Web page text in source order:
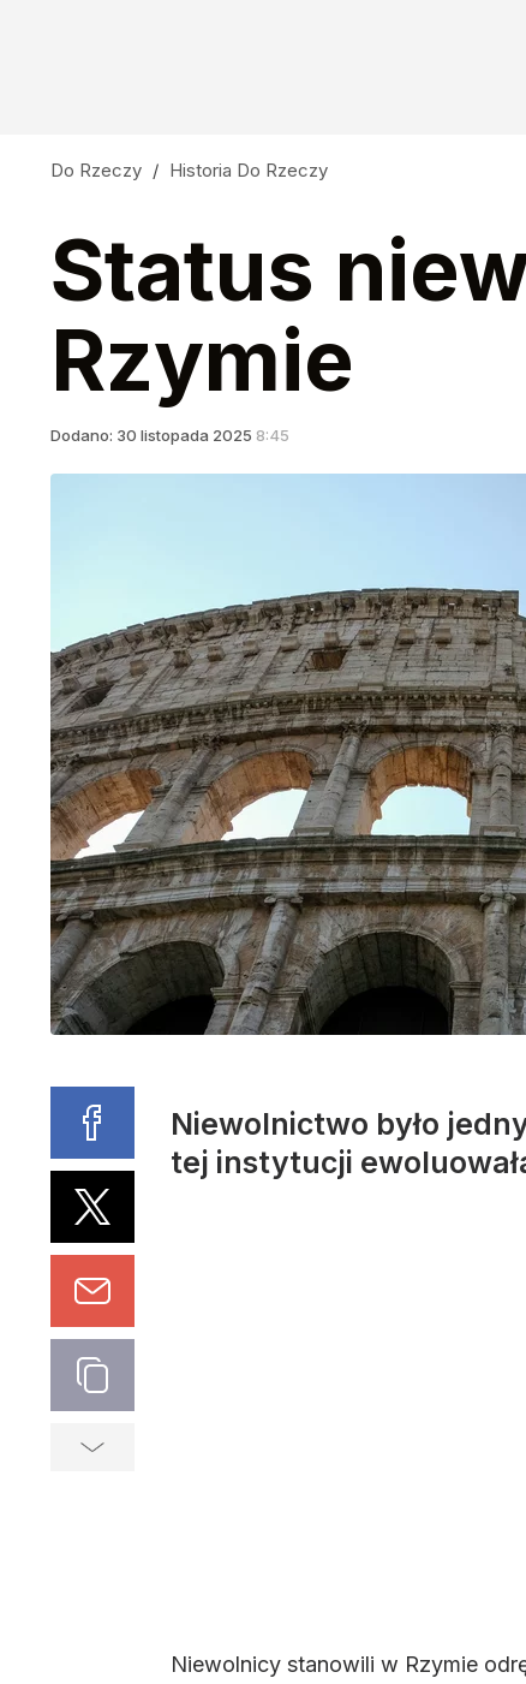
Do Rzeczy / Historia Do Rzeczy
Status
Rzymie
Dodano: 30 listopada 2025 8:45
Niewolnictwo było
tej instytucji
Niewolnicy stanowili w Rzymie